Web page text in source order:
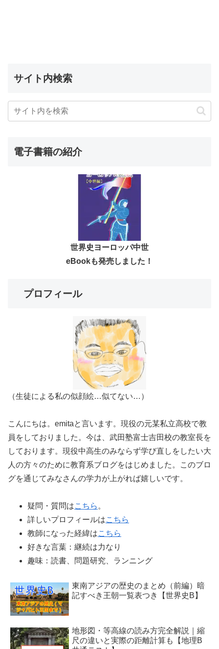
サイト内検索
電子書籍の紹介
世界史ヨーロッパ中世
eBookも発売しました！
プロフィール
（生徒による私の似顔絵…似てない…）
こんにちは。emitaと言います。現役の元某私立高校で教
員をしておりました。今は、武田塾富士吉田校の教室長を
しております。現役中高生のみならず学び直しをしたい大
人の方々のために教育系ブログをはじめました。このブロ
グを通じてみなさんの学力が上がれば嬉しいです。
疑問・質問はこちら 。
詳しいプロフィールはこちら
教師になった経緯はこちら
好きな言葉：継続は力なり
趣味：読書、問題研究、ランニング
東南アジアの歴史のまとめ（前編）暗
記すべき王朝一覧表つき【世界史B】
地形図・等高線の読み方完全解説｜縮
尺の違いと実際の距離計算も【地理B